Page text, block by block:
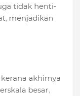
tidak henti-
menjadikan
akhirnya
besar,